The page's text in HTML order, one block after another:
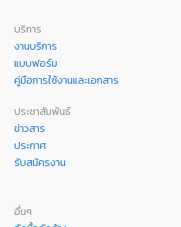
บริการ
งานบริการ
แบบฟอร์ม
คู่มือการใช้งานและเอกสาร
ประชาสัมพันธ์
ข่าวสาร
ประกาศ
รับสมัครงาน
อื่นๆ